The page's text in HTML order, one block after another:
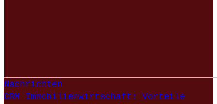
Nachrichten
CRM Immobilienwirtschaft: Vorteile